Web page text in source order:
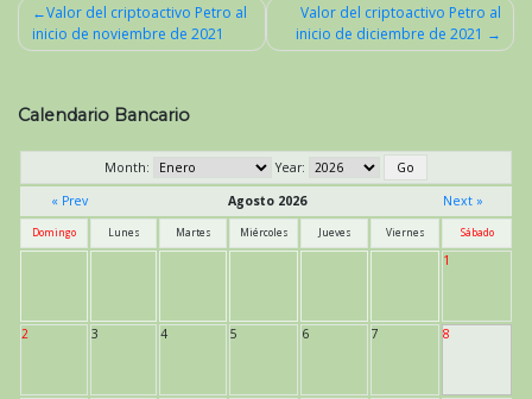
Navegación
entradas
Valor del criptoactivo Petro al
inicio de noviembre de 2021
Valor del criptoactivo Petro al
inicio de diciembre de 2021
Calendario Bancario
Month:
Year:
« Prev
Agosto 2026 Next »
Domingo Lunes Martes Miércoles Jueves Viernes Sábado
1
2 3 4 5 6 7 8